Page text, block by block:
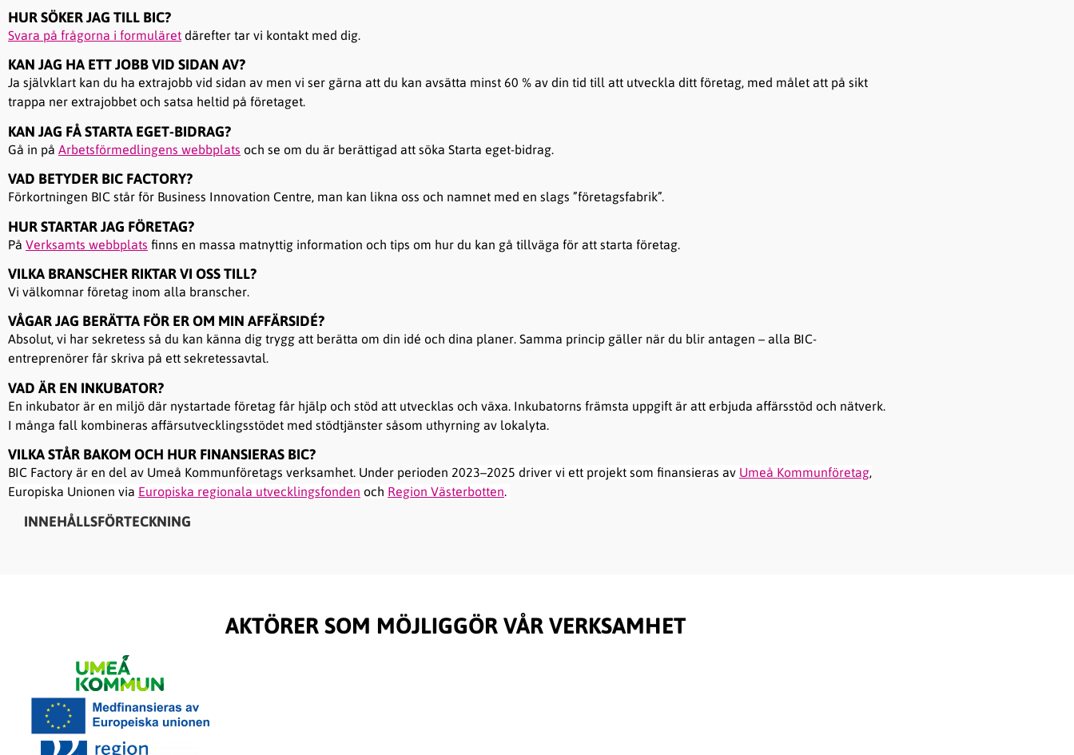
HUR SÖKER JAG TILL BIC?
Svara på frågorna i formuläret därefter tar vi kontakt med dig.
KAN JAG HA ETT JOBB VID SIDAN AV?
Ja självklart kan du ha extrajobb vid sidan av men vi ser gärna att du kan avsätta minst 60 % av din tid till att utveckla ditt företag, med målet att på sikt
trappa ner extrajobbet och satsa heltid på företaget.
KAN JAG FÅ STARTA EGET-BIDRAG?
Gå in på Arbetsförmedlingens webbplats och se om du är berättigad att söka Starta eget-bidrag.
VAD BETYDER BIC FACTORY?
Förkortningen BIC står för Business Innovation Centre, man kan likna oss och namnet med en slags ”företagsfabrik”.
HUR STARTAR JAG FÖRETAG?
På Verksamts webbplats finns en massa matnyttig information och tips om hur du kan gå tillväga för att starta företag.
VILKA BRANSCHER RIKTAR VI OSS TILL?
Vi välkomnar företag inom alla branscher.
VÅGAR JAG BERÄTTA FÖR ER OM MIN AFFÄRSIDÉ?
Absolut, vi har sekretess så du kan känna dig trygg att berätta om din idé och dina planer. Samma princip gäller när du blir antagen – alla BIC-
entreprenörer får skriva på ett sekretessavtal.
VAD ÄR EN INKUBATOR?
En inkubator är en miljö där nystartade företag får hjälp och stöd att utvecklas och växa. Inkubatorns främsta uppgift är att erbjuda affärsstöd och nätverk.
I många fall kombineras affärsutvecklingsstödet med stödtjänster såsom uthyrning av lokalyta.
VILKA STÅR BAKOM OCH HUR FINANSIERAS BIC?
BIC Factory är en del av Umeå Kommunföretags verksamhet. Under perioden 2023–2025 driver vi ett projekt som finansieras av Umeå Kommunföretag,
Europiska Unionen via Europiska regionala utvecklingsfonden och Region Västerbotten.
INNEHÅLLSFÖRTECKNING
AKTÖRER SOM MÖJLIGGÖR VÅR VERKSAMHET